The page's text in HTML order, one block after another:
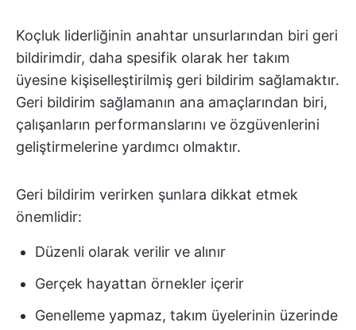
Koçluk liderliğinin anahtar unsurlarından biri geri
bildirimdir, daha spesifik olarak her takım
üyesine kişiselleştirilmiş geri bildirim sağlamaktır.
Geri bildirim sağlamanın ana amaçlarından biri,
çalışanların performanslarını ve özgüvenlerini
geliştirmelerine yardımcı olmaktır.
Geri bildirim verirken şunlara dikkat etmek
önemlidir:
Düzenli olarak verilir ve alınır
Gerçek hayattan örnekler içerir
Genelleme yapmaz, takım üyelerinin üzerinde